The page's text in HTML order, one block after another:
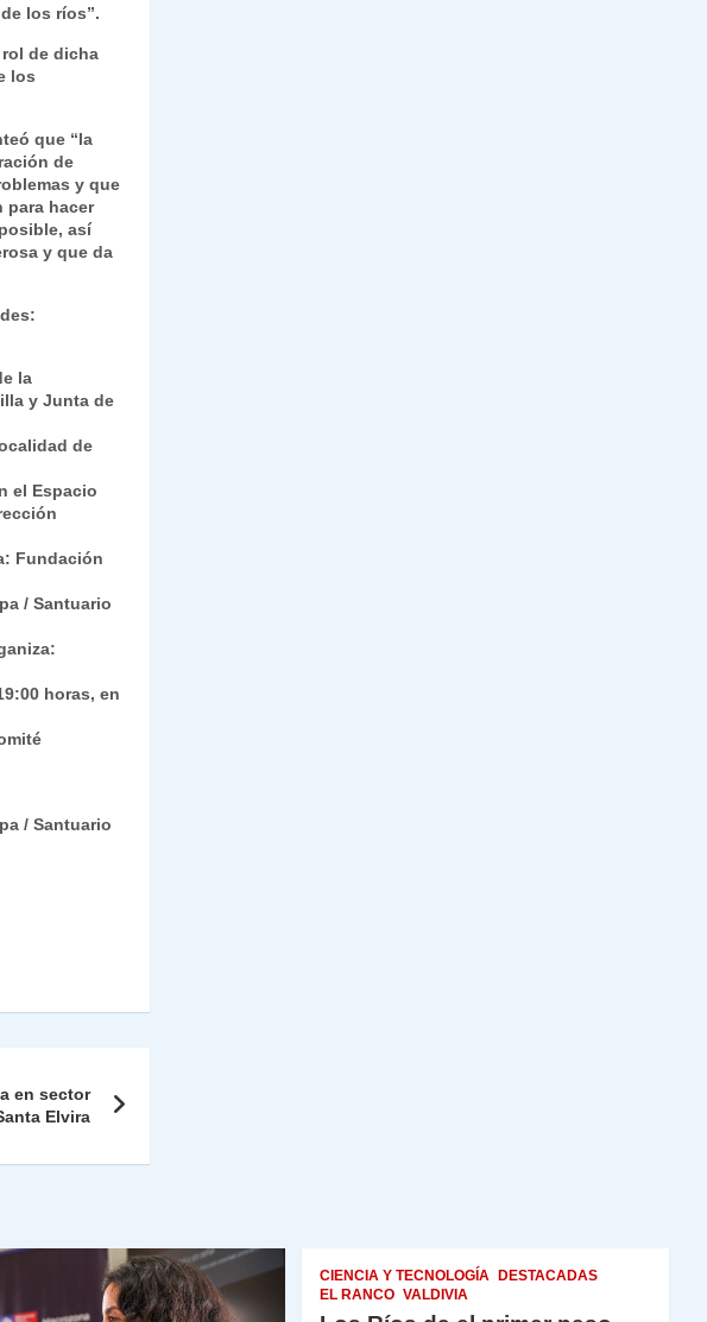
los ríos”.
de dicha
los
que “la
de
y que
para hacer
así
y que da
la
y Junta de
de
el Espacio
Fundación
/ Santuario
horas, en
/ Santuario
en sector
Elvira
CIENCIA Y TECNOLOGÍA
DESTACADAS
EL RANCO VALDIVIA